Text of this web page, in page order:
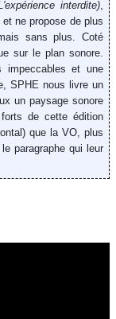
interdite),
ne propose de plus
sans plus. Coté
sur le plan sonore.
impeccables et une
SPHE nous livre un
un paysage sonore
de cette édition
que la VO, plus
paragraphe qui leur